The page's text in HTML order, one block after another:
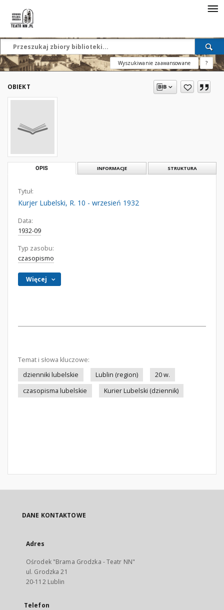
Wyszukiwanie zaawansowane ?
OBIEKT
OPIS INFORMACJE STRUKTURA
Tytuł:
Kurjer Lubelski, R. 10 - wrzesień 1932
Data:
1932-09
Typ zasobu:
czasopismo
Więcej
Temat i słowa kluczowe:
dzienniki lubelskie
Lublin (region)
20 w.
czasopisma lubelskie
Kurier Lubelski (dziennik)
DANE KONTAKTOWE
Adres
Ośrodek "Brama Grodzka - Teatr NN"
ul. Grodzka 21
20-112 Lublin
Telefon